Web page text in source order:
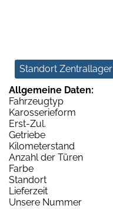
Standort Zentrallager
Allgemeine Daten:
Fahrzeugtyp
Karosserieform
Erst-Zul.
Getriebe
Kilometerstand
Anzahl der Türen
Farbe
Standort
Lieferzeit
Unsere Nummer